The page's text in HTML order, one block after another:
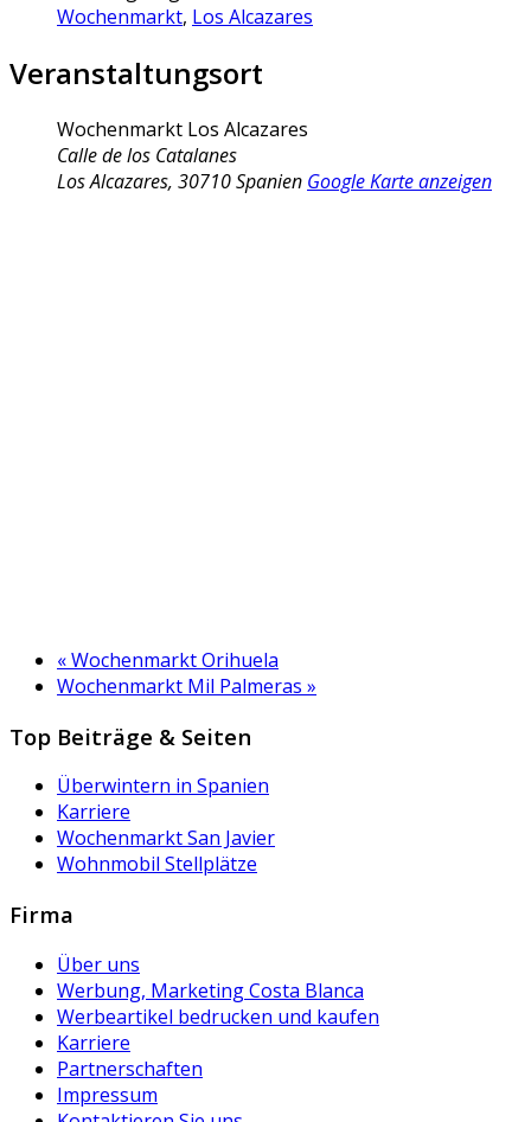
Wochenmarkt, Los Alcazares
Veranstaltungsort
Wochenmarkt Los Alcazares
Calle de los Catalanes
Los Alcazares, 30710Spanien Google Karte anzeigen
«Wochenmarkt Orihuela
Wochenmarkt Mil Palmeras »
Top Beiträge & Seiten
Überwintern in Spanien
Karriere
Wochenmarkt San Javier
Wohnmobil Stellplätze
Firma
Über uns
Werbung, Marketing Costa Blanca
Werbeartikel bedrucken und kaufen
Karriere
Partnerschaften
Impressum